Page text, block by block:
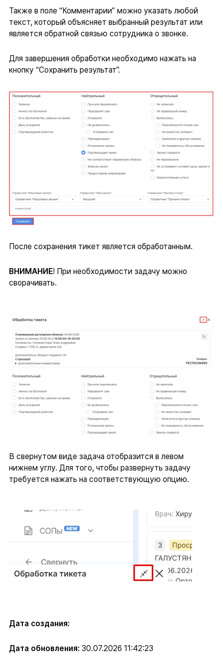
Также в поле “Комментарии” можно указать любой
текст, который объясняет выбранный результат или
является обратной связью сотрудника о звонке.
Для завершения обработки необходимо нажать на
кнопку “Сохранить результат”.
После сохранения тикет является обработанным.
ВНИМАНИЕ! При необходимости задачу можно
сворачивать.
В свернутом виде задача отобразится в левом
нижнем углу. Для того, чтобы развернуть задачу
требуется нажать на соответствующую опцию.
Дата создания:
Дата обновления: 30.07.2026 11:42:23